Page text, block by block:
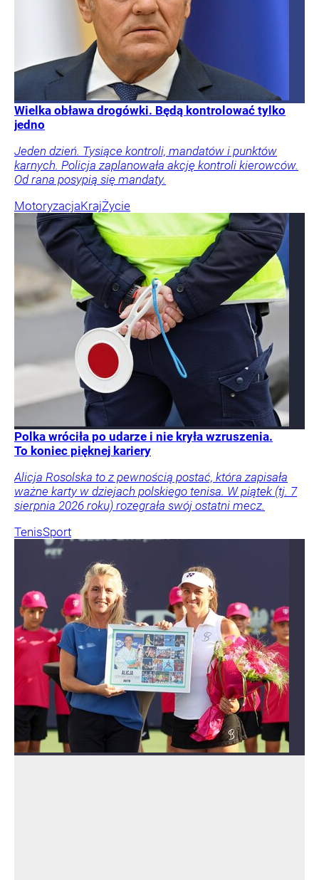
Wielka obława drogówki. Będą kontrolować tylko
jedno
Jeden dzień. Tysiące kontroli, mandatów i punktów
karnych. Policja zaplanowała akcję kontroli kierowców.
Od rana posypią się mandaty.
MotoryzacjaKrajŻycie
Polka wróciła po udarze i nie kryła wzruszenia.
To koniec pięknej kariery
Alicja Rosolska to z pewnością postać, która zapisała
ważne karty w dziejach polskiego tenisa. W piątek (tj. 7
sierpnia 2026 roku) rozegrała swój ostatni mecz.
TenisSport